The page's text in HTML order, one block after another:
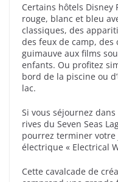
Certains hôtels Disney
rouge, blanc et bleu
classiques, des
des feux de camp,
guimauve aux films
enfants. Ou profitez
bord de la piscine ou
lac.
Si vous séjournez
rives du Seven Seas
pourrez terminer
électrique « Electrical
Cette cavalcade de